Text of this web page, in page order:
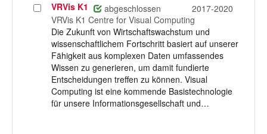
Projekt
auswählen
VRVis K1 abgeschlossen
2017-2020
VRVis K1 Centre for Visual Computing
Die Zukunft von Wirtschaftswachstum und
wissenschaftlichem Fortschritt basiert auf unserer
Fähigkeit aus komplexen Daten umfassendes
Wissen zu generieren, um damit fundierte
Entscheidungen treffen zu können. Visual
Computing ist eine kommende Basistechnologie
für unsere Informationsgesellschaft und…